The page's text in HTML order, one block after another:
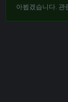
아뵙겠습니다. 관